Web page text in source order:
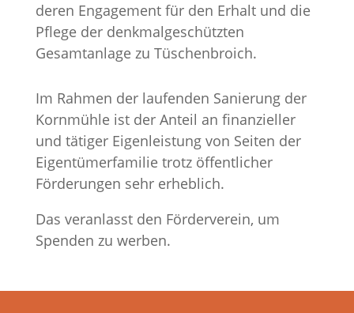
deren Engagement für den Erhalt und die
Pflege der denkmalgeschützten
Gesamtanlage zu Tüschenbroich.
Im Rahmen der laufenden Sanierung der
Kornmühle ist der Anteil an finanzieller
und tätiger Eigenleistung von Seiten der
Eigentümerfamilie trotz öffentlicher
Förderungen sehr erheblich.
Das veranlasst den Förderverein, um
Spenden zu werben.